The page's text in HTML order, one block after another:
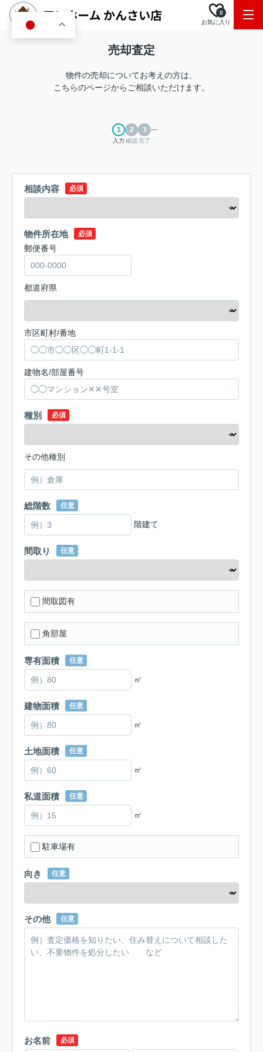
お気に入り
0
売却査定
物件の売却についてお考えの方は、
こちらのページからご相談いただけます。
入力 確認完了
相談内容 必須
物件所在地 必須
郵便番号
都道府県
市区町村/番地
建物名/部屋番号
種別 必須
その他種別
総階数 任意
階建て
間取り 任意
間取図有
角部屋
専有面積 任意
㎡
建物面積 任意
㎡
土地面積 任意
㎡
私道面積 任意
㎡
駐車場有
向き 任意
その他 任意
お名前 必須